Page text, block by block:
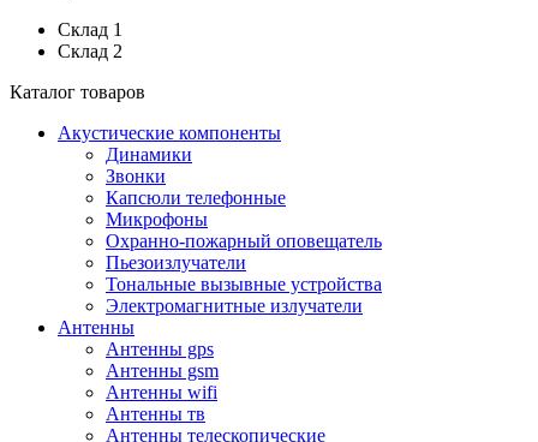
Склад 1
Склад 2
Каталог товаров
Акустические компоненты
Динамики
Звонки
Капсюли телефонные
Микрофоны
Охранно-пожарный оповещатель
Пьезоизлучатели
Тональные вызывные устройства
Электромагнитные излучатели
Антенны
Антенны gps
Антенны gsm
Антенны wifi
Антенны тв
Антенны телескопические